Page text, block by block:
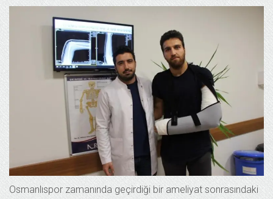
Osmanlıspor zamanında geçirdiği bir ameliyat sonrasındaki